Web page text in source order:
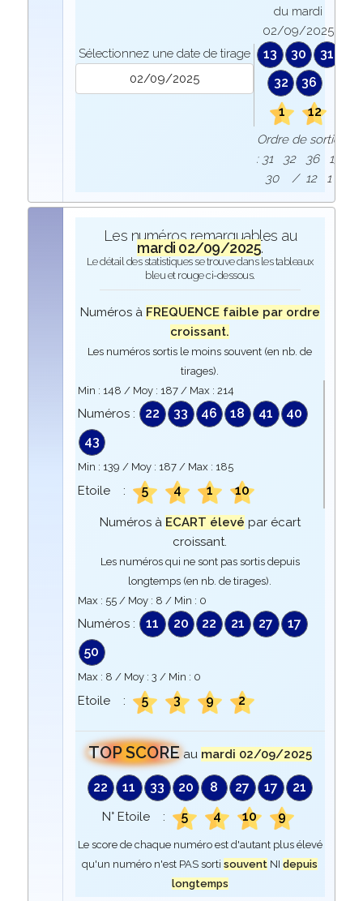
Sélectionnez une date de tirage
du mardi
02/09/2025
13 30
31
32
36
1
12
Ordre de sortie
: 31 32 36 13
30 / 12 1
Les numéros remarquables au
mardi 02/09/2025.
Le détail des statistiques se trouve dans les tableaux
bleu et rouge ci-dessous.
Numéros à FREQUENCE faible par ordre
croissant.
Les numéros sortis le moins souvent (en nb. de
tirages).
Min : 148 / Moy : 187/ Max : 214
Numéros : 22 33 46 18 41
40
43
Min : 139 / Moy : 187/ Max : 185
Etoile : 5 4 1 10
Numéros à ECART élevé par écart
croissant.
Les numéros qui ne sont pas sortis depuis
longtemps (en nb. de tirages).
Max : 55/ Moy : 8 / Min : 0
Numéros : 11 20 22 21 27
17
50
Max : 8 / Moy : 3 / Min : 0
Etoile : 5 3 9 2
TOP SCORE au mardi 02/09/2025
22 11 33 20 8 27 17 21
N° Etoile : 5 4 10 9
Le score de chaque numéro est d'autant plus élevé
qu'un numéro n'est PAS sortisouvent NIdepuis
longtemps